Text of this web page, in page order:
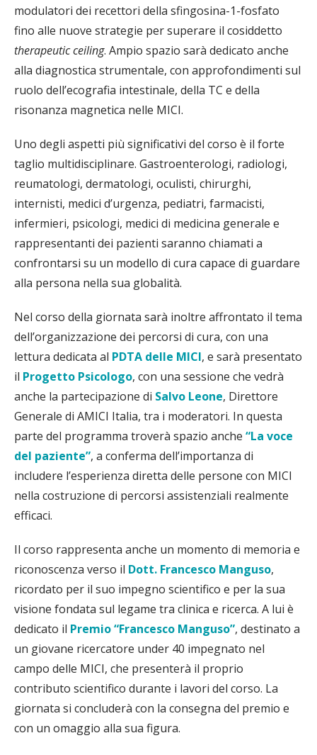
modulatori dei recettori della sfingosina-1-fosfato
fino alle nuove strategie per superare il cosiddetto
therapeutic ceiling. Ampio spazio sarà dedicato anche
alla diagnostica strumentale, con approfondimenti sul
ruolo dell’ecografia intestinale, della TC e della
risonanza magnetica nelle MICI.
Uno degli aspetti più significativi del corso è il forte
taglio multidisciplinare. Gastroenterologi, radiologi,
reumatologi, dermatologi, oculisti, chirurghi,
internisti, medici d’urgenza, pediatri, farmacisti,
infermieri, psicologi, medici di medicina generale e
rappresentanti dei pazienti saranno chiamati a
confrontarsi su un modello di cura capace di guardare
alla persona nella sua globalità.
Nel corso della giornata sarà inoltre affrontato il tema
dell’organizzazione dei percorsi di cura, con una
lettura dedicata al PDTA delle MICI, e sarà presentato
il Progetto Psicologo, con una sessione che vedrà
anche la partecipazione di Salvo Leone, Direttore
Generale di AMICI Italia, tra i moderatori. In questa
parte del programma troverà spazio anche “La voce
del paziente”, a conferma dell’importanza di
includere l’esperienza diretta delle persone con MICI
nella costruzione di percorsi assistenziali realmente
efficaci.
Il corso rappresenta anche un momento di memoria e
riconoscenza verso il Dott. Francesco Manguso,
ricordato per il suo impegno scientifico e per la sua
visione fondata sul legame tra clinica e ricerca. A lui è
dedicato il Premio “Francesco Manguso”, destinato a
un giovane ricercatore under 40 impegnato nel
campo delle MICI, che presenterà il proprio
contributo scientifico durante i lavori del corso. La
giornata si concluderà con la consegna del premio e
con un omaggio alla sua figura.